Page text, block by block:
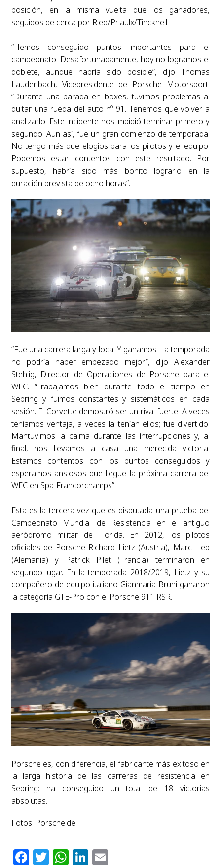
posición, en la misma vuelta que los ganadores,
seguidos de cerca por Ried/Priaulx/Tincknell.
“Hemos conseguido puntos importantes para el
campeonato. Desafortunadamente, hoy no logramos el
doblete, aunque habría sido posible”, dijo Thomas
Laudenbach, Vicepresidente de Porsche Motorsport.
“Durante una parada en boxes, tuvimos problemas al
quitar una rueda del auto nº 91. Tenemos que volver a
analizarlo. Este incidente nos impidió terminar primero y
segundo. Aun así, fue un gran comienzo de temporada.
No tengo más que elogios para los pilotos y el equipo.
Podemos estar contentos con este resultado. Por
supuesto, habría sido más bonito lograrlo en la
duración prevista de ocho horas”.
“Fue una carrera larga y loca. Y ganamos. La temporada
no podría haber empezado mejor”, dijo Alexander
Stehlig, Director de Operaciones de Porsche para el
WEC. “Trabajamos bien durante todo el tiempo en
Sebring y fuimos constantes y sistemáticos en cada
sesión. El Corvette demostró ser un rival fuerte. A veces
teníamos ventaja, a veces la tenían ellos; fue divertido.
Mantuvimos la calma durante las interrupciones y, al
final, nos llevamos a casa una merecida victoria.
Estamos contentos con los puntos conseguidos y
esperamos ansiosos que llegue la próxima carrera del
WEC en Spa-Francorchamps”.
Esta es la tercera vez que es disputada una prueba del
Campeonato Mundial de Resistencia en el antiguo
aeródromo militar de Florida. En 2012, los pilotos
oficiales de Porsche Richard Lietz (Austria), Marc Lieb
(Alemania) y Patrick Pilet (Francia) terminaron en
segundo lugar. En la temporada 2018/2019, Lietz y su
compañero de equipo italiano Gianmaria Bruni ganaron
la categoría GTE-Pro con el Porsche 911 RSR.
Porsche es, con diferencia, el fabricante más exitoso en
la larga historia de las carreras de resistencia en
Sebring: ha conseguido un total de 18 victorias
absolutas.
Fotos: Porsche.de
Facebook
Twitter
WhatsApp
LinkedIn
Email